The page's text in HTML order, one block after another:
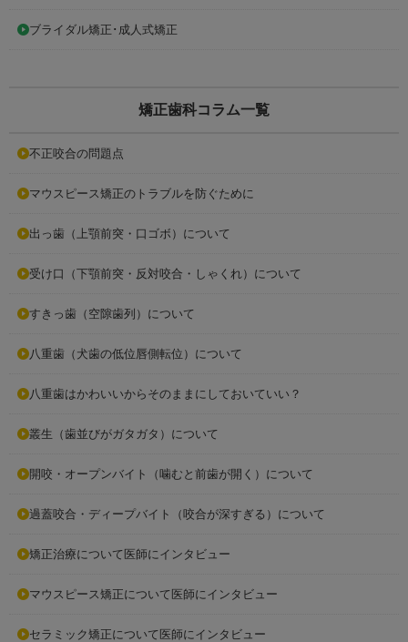
ブライダル矯正･成人式矯正
矯正歯科コラム一覧
不正咬合の問題点
マウスピース矯正のトラブルを防ぐために
出っ歯（上顎前突・口ゴボ）について
受け口（下顎前突・反対咬合・しゃくれ）について
すきっ歯（空隙歯列）について
八重歯（犬歯の低位唇側転位）について
八重歯はかわいいからそのままにしておいていい？
叢生（歯並びがガタガタ）について
開咬・オープンバイト（噛むと前歯が開く）について
過蓋咬合・ディープバイト（咬合が深すぎる）について
矯正治療について医師にインタビュー
マウスピース矯正について医師にインタビュー
セラミック矯正について医師にインタビュー